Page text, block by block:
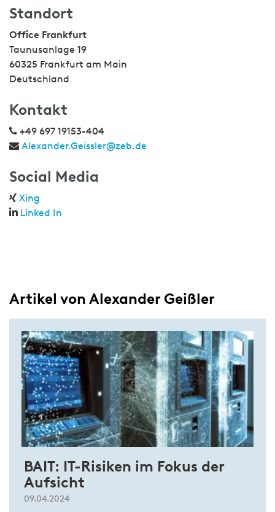
Standort
Office Frankfurt
Taunusanlage 19
60325 Frankfurt am Main
Deutschland
Kontakt
+49 697 19153-404
Alexander.Geissler@zeb.de
Social Media
Xing
Linked In
Artikel von Alexander Geißler
BAIT: IT-Risiken im Fokus der
Aufsicht
09.04.2024